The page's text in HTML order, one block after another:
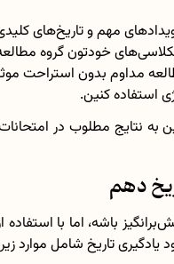
مهم و تاریخ‌های
خودتون گروه
مداوم بدون استراحت
استفاده کنین.
به نتایج مطلوب در
دهم
باشه، اما با
یادگیری تاریخ شامل موارد